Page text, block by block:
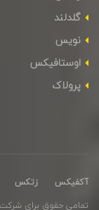
گلدلند
نویس
اوستافیکس
پرولاک
آکفیکس زتکس
تمامی حقوق برای